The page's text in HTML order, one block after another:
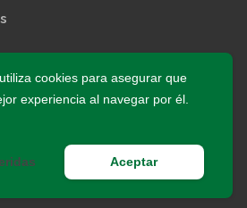
· Todos los derechos
cookies para asegurar que
experiencia al navegar por él.
Aceptar